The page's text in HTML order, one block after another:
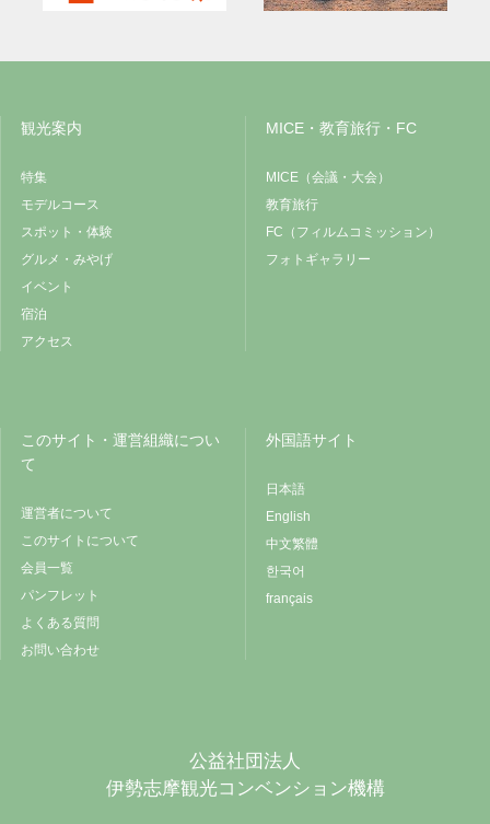
観光案内
特集
モデルコース
スポット・体験
グルメ・みやげ
イベント
宿泊
アクセス
MICE・教育旅行・FC
MICE（会議・大会）
教育旅行
FC（フィルムコミッション）
フォトギャラリー
このサイト・運営組織につい
て
運営者について
このサイトについて
会員一覧
パンフレット
よくある質問
お問い合わせ
外国語サイト
日本語
English
中文繁體
한국어
français
公益社団法人
伊勢志摩観光コンベンション機構